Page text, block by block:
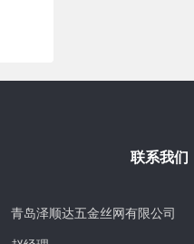
联系我们
青岛泽顺达五金丝网有限公司